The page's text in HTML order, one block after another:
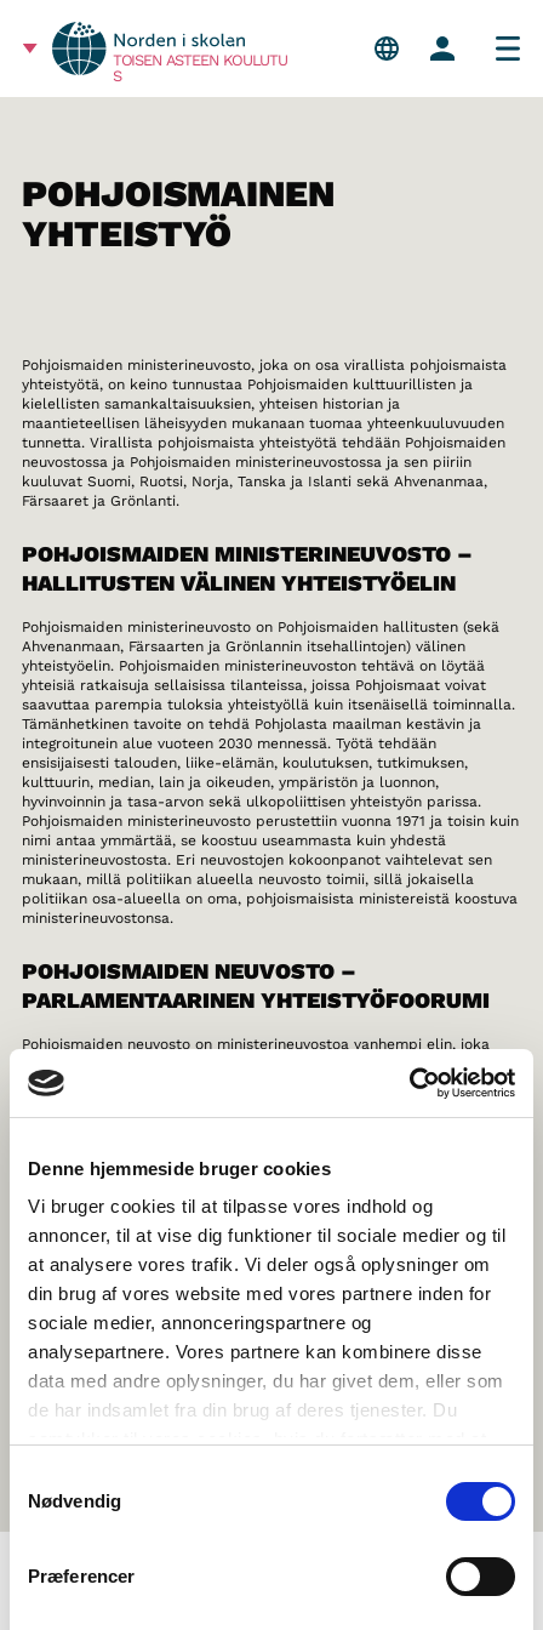
Denne hjemmeside bruger cookies
Vi bruger cookies til at tilpasse vores indhold og
annoncer, til at vise dig funktioner til sociale medier og til
at analysere vores trafik. Vi deler også oplysninger om
din brug af vores website med vores partnere inden for
sociale medier, annonceringspartnere og
analysepartnere. Vores partnere kan kombinere disse
data med andre oplysninger, du har givet dem, eller som
de har indsamlet fra din brug af deres tjenester. Du
Nødvendig
Præferencer
TOISEN ASTEEN KOULUTU
S
POHJOISMAINEN
YHTEISTYÖ
Pohjoismaiden ministerineuvosto, joka on osa virallista pohjoismaista
yhteistyötä, on keino tunnustaa Pohjoismaiden kulttuurillisten ja
kielellisten samankaltaisuuksien, yhteisen historian ja
maantieteellisen läheisyyden mukanaan tuomaa yhteenkuuluvuuden
tunnetta. Virallista pohjoismaista yhteistyötä tehdään Pohjoismaiden
neuvostossa ja Pohjoismaiden ministerineuvostossa ja sen piiriin
kuuluvat Suomi, Ruotsi, Norja, Tanska ja Islanti sekä Ahvenanmaa,
Färsaaret ja Grönlanti.
POHJOISMAIDEN MINISTERINEUVOSTO –
HALLITUSTEN VÄLINEN YHTEISTYÖELIN
Pohjoismaiden ministerineuvosto on Pohjoismaiden hallitusten (sekä
Ahvenanmaan, Färsaarten ja Grönlannin itsehallintojen) välinen
yhteistyöelin. Pohjoismaiden ministerineuvoston tehtävä on löytää
yhteisiä ratkaisuja sellaisissa tilanteissa, joissa Pohjoismaat voivat
saavuttaa parempia tuloksia yhteistyöllä kuin itsenäisellä toiminnalla.
Tämänhetkinen tavoite on tehdä Pohjolasta maailman kestävin ja
integroitunein alue vuoteen 2030 mennessä. Työtä tehdään
ensisijaisesti talouden, liike-elämän, koulutuksen, tutkimuksen,
kulttuurin, median, lain ja oikeuden, ympäristön ja luonnon,
hyvinvoinnin ja tasa-arvon sekä ulkopoliittisen yhteistyön parissa.
Pohjoismaiden ministerineuvosto perustettiin vuonna 1971 ja toisin kuin
nimi antaa ymmärtää, se koostuu useammasta kuin yhdestä
ministerineuvostosta. Eri neuvostojen kokoonpanot vaihtelevat sen
mukaan, millä politiikan alueella neuvosto toimii, sillä jokaisella
politiikan osa-alueella on oma, pohjoismaisista ministereistä koostuva
ministerineuvostonsa.
POHJOISMAIDEN NEUVOSTO –
PARLAMENTAARINEN YHTEISTYÖFOORUMI
Pohjoismaiden neuvosto on ministerineuvostoa vanhempi elin, joka
perustettiin vuonna 1952 edistämään Pohjoismaiden välistä
yhteistyötä. Pohjoismaiden neuvosto on parlamenttien välinen
yhteistyöfoorumi, jossa parlamentaarikot työskentelevät sen puolesta,
että Pohjoismaissa olisi hyvä asua, elää ja työskennellä. Tähän
eräs Pohjoismaiden neuvoston toteutuneista aloitteista, jolla on ollut
mittava vaikutus yhteiskuntaan. Aloite nuijittiin läpi vuonna 1954, mistä
lähtien Pohjoismaiden kansalaiset ovat saaneet matkustaa maiden
välillä ilman passia.
Neuvosto koostuu 87 jäsenestä. Suomella, Ruotsilla, Tanskalla ja
Norjalla on kullakin 20 paikkaa. Suomen paikoista kaksi kuuluu
Ahvenanmaan edustajille ja Tanskan paikoista kaksi Färsaarten ja
kaksi Grönlannin edustajille. Islannilla on 7 edustajaa. Neuvoston
jäsenet kuuluvat kotimaansa parlamenttiin (eduskuntaan), josta heidät
valitaan eduskuntaryhmien ehdotusten perusteella. Pohjoismaiden
neuvostoon ei valita edustajia erillisillä vaaleilla.